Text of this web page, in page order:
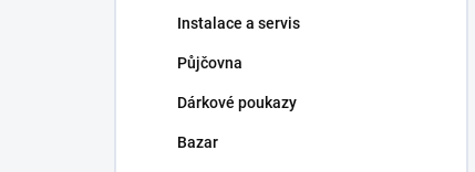
Instalace a servis
Půjčovna
Dárkové poukazy
Bazar